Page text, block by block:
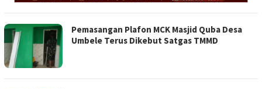
Pemasangan Plafon MCK Masjid Quba Desa
Umbele Terus Dikebut Satgas TMMD